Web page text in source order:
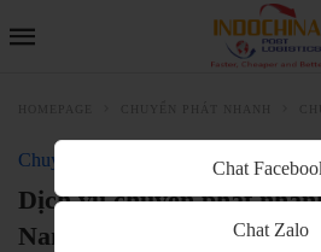
Chuyển phát nhanh quốc tế
Dịch vụ chuyển phát
Nam đi Mauritius uy tín,
Chat
Chat Zalo